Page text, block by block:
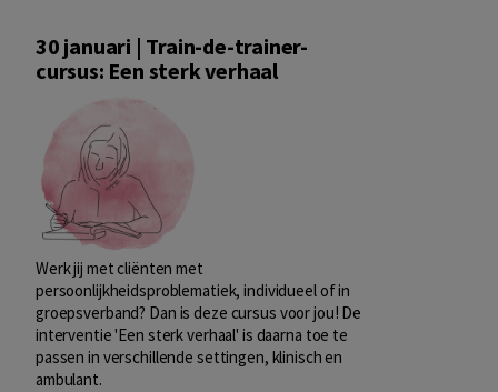
30 januari | Train-de-trainer-
cursus: Een sterk verhaal
Werk jij met cliënten met
persoonlijkheidsproblematiek, individueel of in
groepsverband? Dan is deze cursus voor jou! De
interventie 'Een sterk verhaal' is daarna toe te
passen in verschillende settingen, klinisch en
ambulant.